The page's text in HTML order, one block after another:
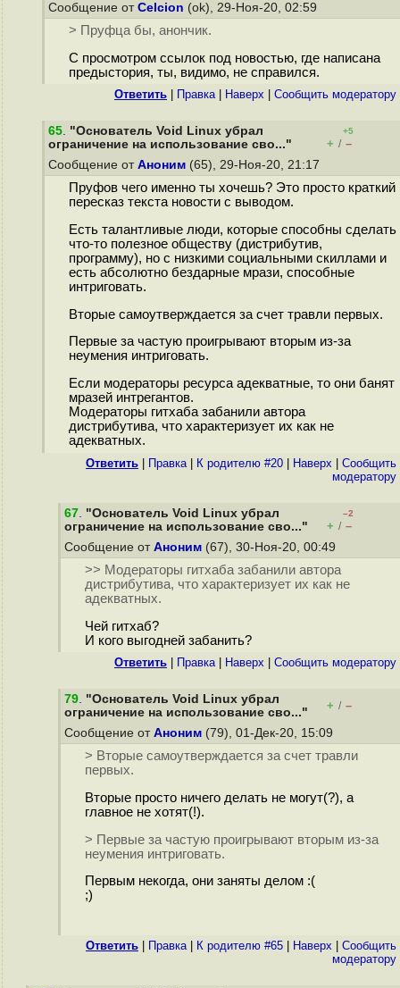
Сообщение от Celcion (ok), 29-Ноя-20, 02:59
> Пруфца бы, анончик.
С просмотром ссылок под новостью, где написана
предыстория, ты, видимо, не справился.
Ответить Правка| Наверх Cообщить модератору
65. "Основатель Void Linux убрал
ограничение на использование сво..."
+5
+ / –
Сообщение от Аноним (65), 29-Ноя-20, 21:17
Пруфов чего именно ты хочешь? Это просто краткий
пересказ текста новости с выводом.
Есть талантливые люди, которые способны сделать
что-то полезное обществу (дистрибутив,
программу), но с низкими социальными скиллами и
есть абсолютно бездарные мрази, способные
интриговать.
Вторые самоутверждается за счет травли первых.
Первые за частую проигрывают вторым из-за
неумения интриговать.
Если модераторы ресурса адекватные, то они банят
мразей интрегантов.
Модераторы гитхаба забанили автора
дистрибутива, что характеризует их как не
адекватных.
Ответить Правка| К родителю #20 Наверх
Cообщить
модератору
67. "Основатель Void Linux убрал
ограничение на использование сво..."
–2
+ / –
Сообщение от Аноним (67), 30-Ноя-20, 00:49
>> Модераторы гитхаба забанили автора
дистрибутива, что характеризует их как не
адекватных.
Чей гитхаб?
И кого выгодней забанить?
Ответить Правка| Наверх Cообщить модератору
79. "Основатель Void Linux убрал
ограничение на использование сво..."
+ / –
Сообщение от Аноним (79), 01-Дек-20, 15:09
> Вторые самоутверждается за счет травли
первых.
Вторые просто ничего делать не могут(?), а
главное не хотят(!).
> Первые за частую проигрывают вторым из-за
неумения интриговать.
Первым некогда, они заняты делом :(
;)
Ответить Правка| К родителю #65 Наверх
Cообщить
модератору